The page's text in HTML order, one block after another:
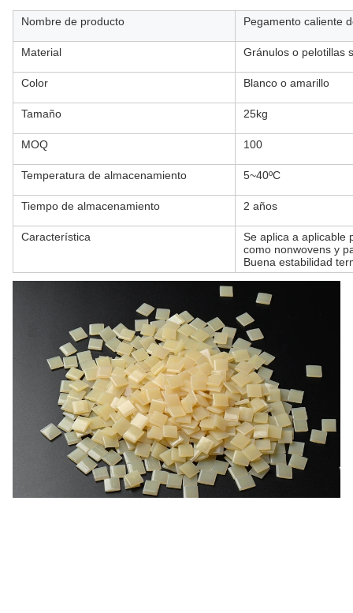
Nombre de producto Pegamento caliente
Material Gránulos o pelotillas
Color Blanco o amarillo
Tamaño 25kg
MOQ 100
Temperatura de almacenamiento 5~40ºC
Tiempo de almacenamiento 2 años
Característica
Se aplica a aplicable
como nonwovens y
Buena estabilidad